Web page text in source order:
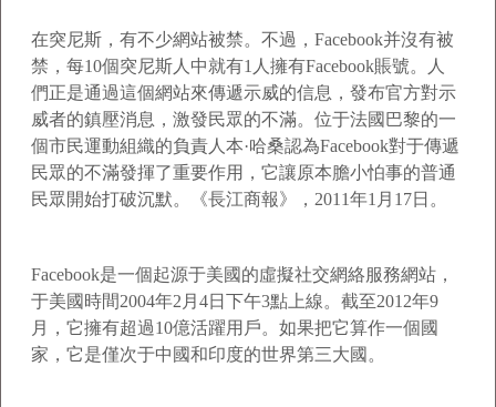
在突尼斯，有不少網站被禁。不過，Facebook并沒有被
禁，每10個突尼斯人中就有1人擁有Facebook賬號。人
們正是通過這個網站來傳遞示威的信息，發布官方對示
威者的鎮壓消息，激發民眾的不滿。位于法國巴黎的一
個市民運動組織的負責人本·哈桑認為Facebook對于傳遞
民眾的不滿發揮了重要作用，它讓原本膽小怕事的普通
民眾開始打破沉默。《長江商報》，2011年1月17日。
Facebook是一個起源于美國的虛擬社交網絡服務網站，
于美國時間2004年2月4日下午3點上線。截至2012年9
月，它擁有超過10億活躍用戶。如果把它算作一個國
家，它是僅次于中國和印度的世界第三大國。